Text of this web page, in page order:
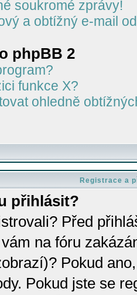
soukromé zprávy!
a obtížný e-mail
phpBB 2
funkce X?
ohledně
Registrace a
přihlásit?
Před
na fóru
Pokud
Pokud jste se